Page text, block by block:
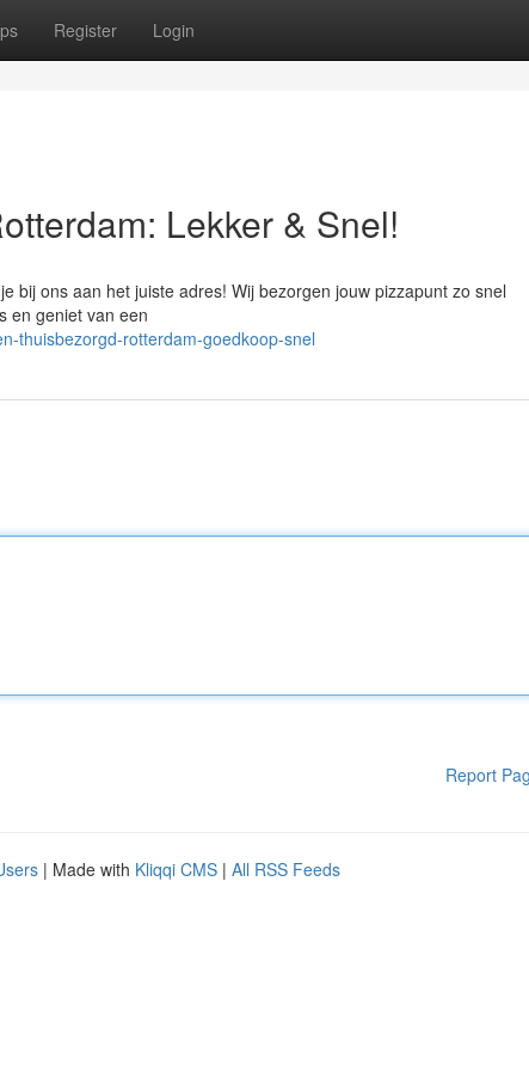
Register Login
Lekker & Snel!
bij ons aan het juiste adres! Wij bezorgen jouw pizzapunt zo snel
en geniet van een
thuisbezorgd-rotterdam-goedkoop-snel
Report
| Made with Kliqqi CMS | All RSS Feeds